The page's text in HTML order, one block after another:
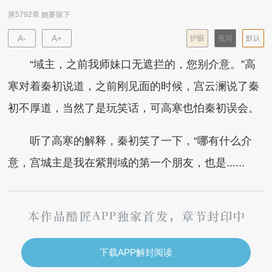
第5792章 她要留下
A- A+ 默认
夜间
护眼
“域主，之前我师妹口无遮拦的，您别介意。”高
寒对着秦初说道，之前刚见面的时候，宫云澜说了秦
初不厚道，当然了是玩笑话，可高寒也怕秦初误会。
听了高寒的解释，秦初笑了一下，“哪有什么介
意，宫城主是我在紫荆域的第一个朋友，也是......
下载APP解封阅读